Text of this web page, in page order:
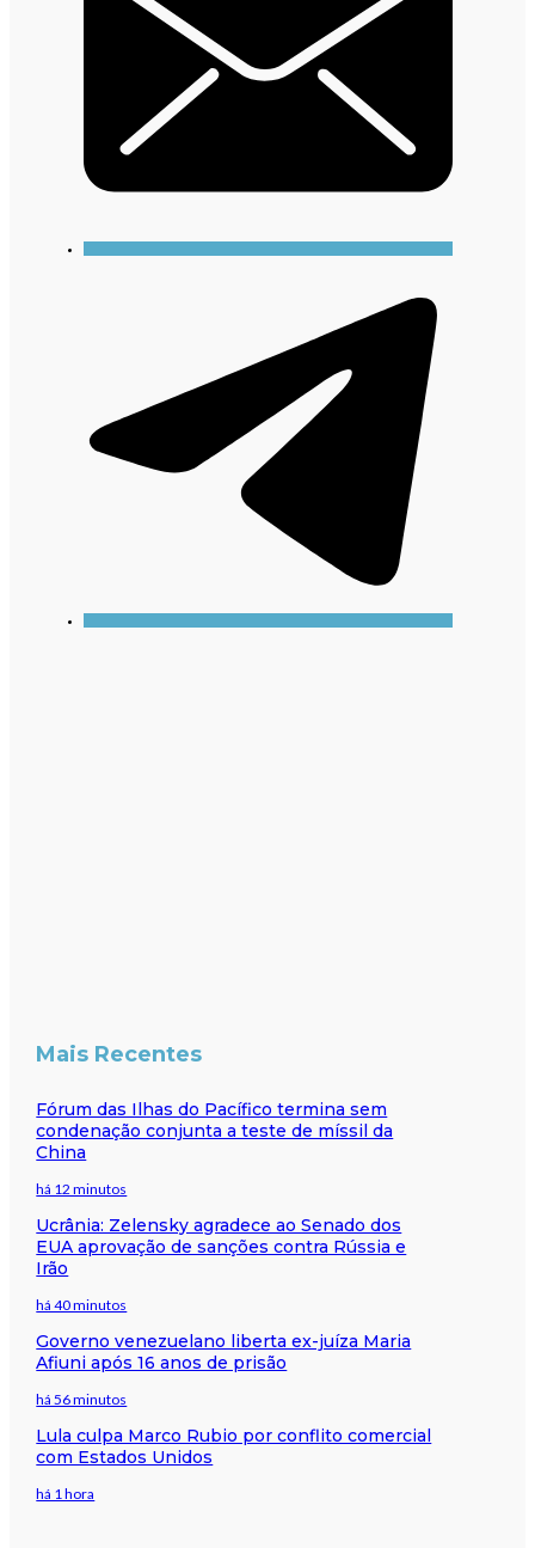
Mais Recentes
Fórum das Ilhas do Pacífico termina sem
condenação conjunta a teste de míssil da
China
há 12 minutos
Ucrânia: Zelensky agradece ao Senado dos
EUA aprovação de sanções contra Rússia e
Irão
há 40 minutos
Governo venezuelano liberta ex-juíza Maria
Afiuni após 16 anos de prisão
há 56 minutos
Lula culpa Marco Rubio por conflito comercial
com Estados Unidos
há 1 hora